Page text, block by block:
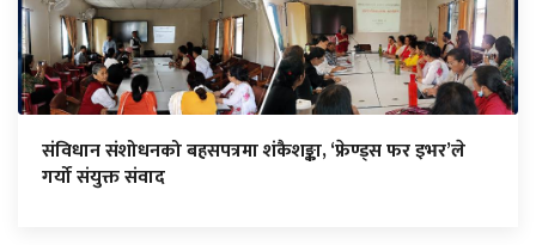
संविधान संशोधनको बहसपत्रमा शंकैशङ्का, ‘फ्रेण्ड्स फर इभर’ले
गर्यो संयुक्त संवाद